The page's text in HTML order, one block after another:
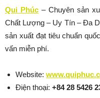
Qui Phúc – Chuyên sản
Chất Lượng – Uy Tín – Đa
sản xuất đạt tiêu chuẩn
vấn miễn phí.
Website:
Điện thoại: +84 28 5426